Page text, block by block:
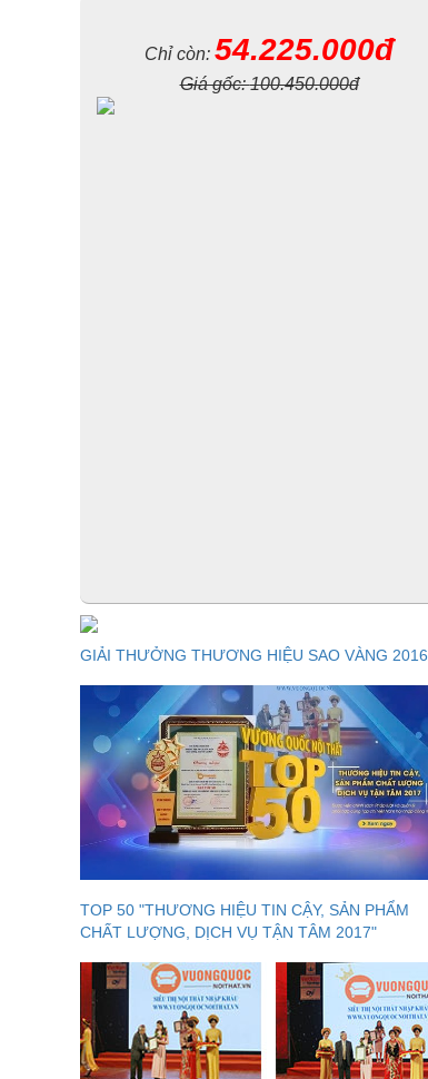
Chỉ còn: 54.225.000đ
Giá gốc:100.450.000đ
GIẢI THƯỞNG THƯƠNG HIỆU SAO VÀNG 2016
TOP 50 "THƯƠNG HIỆU TIN CẬY, SẢN PHẨM
CHẤT LƯỢNG, DỊCH VỤ TẬN TÂM 2017"